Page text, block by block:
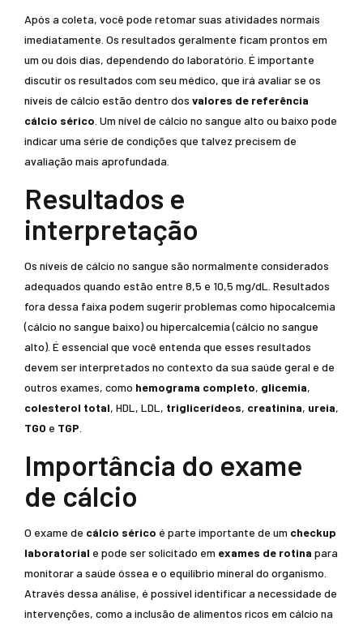
Após a coleta, você pode retomar suas atividades normais
imediatamente. Os resultados geralmente ficam prontos em
um ou dois dias, dependendo do laboratório. É importante
discutir os resultados com seu médico, que irá avaliar se os
níveis de cálcio estão dentro dos valores de referência
cálcio sérico . Um nível de cálcio no sangue alto ou baixo pode
indicar uma série de condições que talvez precisem de
avaliação mais aprofundada.
Resultados e
interpretação
Os níveis de cálcio no sangue são normalmente considerados
adequados quando estão entre 8,5 e 10,5 mg/dL. Resultados
fora dessa faixa podem sugerir problemas como hipocalcemia
(cálcio no sangue baixo) ou hipercalcemia (cálcio no sangue
alto). É essencial que você entenda que esses resultados
devem ser interpretados no contexto da sua saúde geral e de
outros exames, como hemograma completo, glicemia,
colesterol total, HDL, LDL, triglicerídeos, creatinina, ureia,
TGO e TGP
Importância do exame
de cálcio
O exame de cálcio sérico é parte importante de um checkup
laboratorial e pode ser solicitado em exames de rotina para
monitorar a saúde óssea e o equilíbrio mineral do organismo.
Através dessa análise, é possível identificar a necessidade de
intervenções, como a inclusão de alimentos ricos em cálcio na